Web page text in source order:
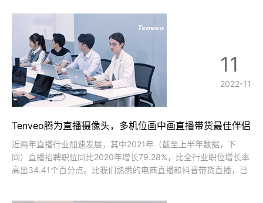
Tenveo腾为直播摄像头，多机位画中画直播带货最佳伴侣
近两年直播行业加速发展，其中2021年（截至上半年数据，下
同）直播招聘职位同比2020年增长79.28%，比全行业职位增长率
高出34.41个百分点。比我们熟悉的电商直播和抖音带货直播，已
11
2022-11